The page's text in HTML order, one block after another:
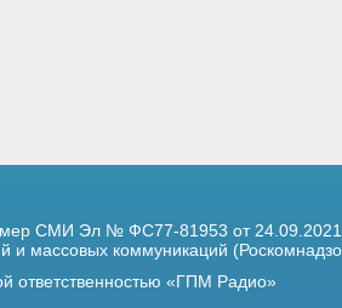
СМИ Эл № ФС77-81953 от
и массовых коммуникаций
ответственностью «ГПМ Радио»